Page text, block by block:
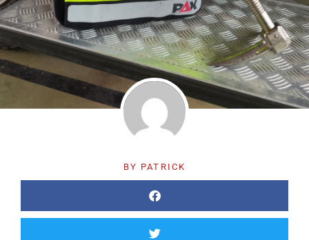
BY PATRICK